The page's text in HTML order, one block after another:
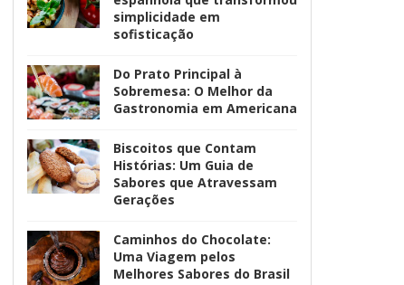
simplicidade em
sofisticação
Do Prato Principal à
Sobremesa: O Melhor da
Gastronomia em Americana
Biscoitos que Contam
Histórias: Um Guia de
Sabores que Atravessam
Gerações
Caminhos do Chocolate:
Uma Viagem pelos
Melhores Sabores do Brasil